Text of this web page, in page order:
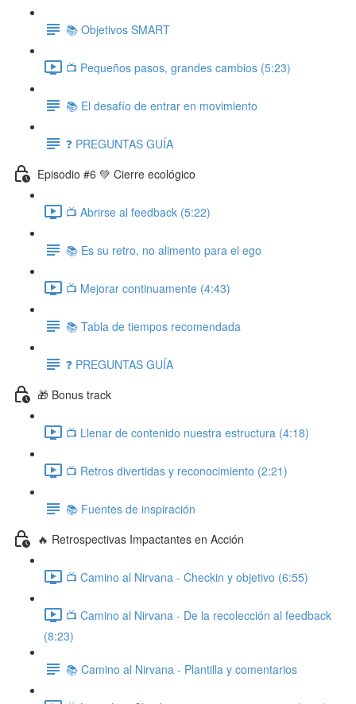
📚 Objetivos SMART
📺 Pequeños pasos, grandes cambios (5:23)
📚 El desafío de entrar en movimiento
❓ PREGUNTAS GUÍA
Episodio #6 💚 Cierre ecológico
📺 Abrirse al feedback (5:22)
📚 Es su retro, no alimento para el ego
📺 Mejorar continuamente (4:43)
📚 Tabla de tiempos recomendada
❓ PREGUNTAS GUÍA
🎁 Bonus track
📺 Llenar de contenido nuestra estructura (4:18)
📺 Retros divertidas y reconocimiento (2:21)
📚 Fuentes de inspiración
🔥 Retrospectivas Impactantes en Acción
📺 Camino al Nirvana - Checkin y objetivo (6:55)
📺 Camino al Nirvana - De la recolección al feedback
(8:23)
📚 Camino al Nirvana - Plantilla y comentarios